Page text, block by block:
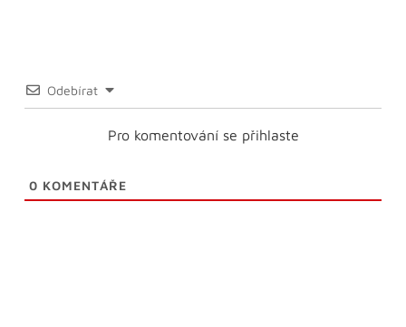
Odebírat
Pro komentování se přihlaste
0 KOMENTÁŘE